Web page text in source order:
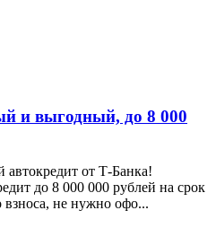
и выгодный, до 8 000
от Т-Банка!
до 8 000 000 рублей на срок
взноса, не нужно офо...